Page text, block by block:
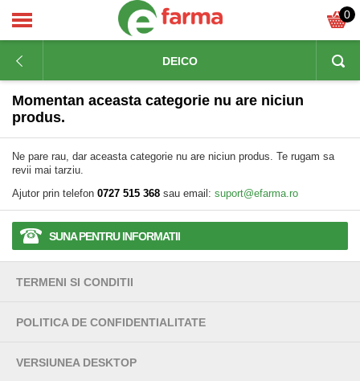
0
DEICO
Momentan aceasta categorie nu are niciun
produs.
Ne pare rau, dar aceasta categorie nu are niciun produs. Te rugam sa
revii mai tarziu.
Ajutor prin telefon 0727 515 368 sau email: suport@efarma.ro
SUNA PENTRU INFORMATII
TERMENI SI CONDITII
POLITICA DE CONFIDENTIALITATE
VERSIUNEA DESKTOP